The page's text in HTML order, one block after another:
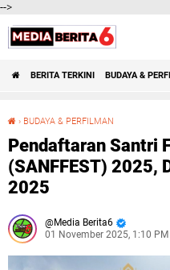
-->
BERITA TERKINI BUDAYA &
› BUDAYA & PERFILMAN
Pendaftaran Santri
(SANFFEST) 2025,
2025
Media Berita6
01 November 2025, 1:10 PM